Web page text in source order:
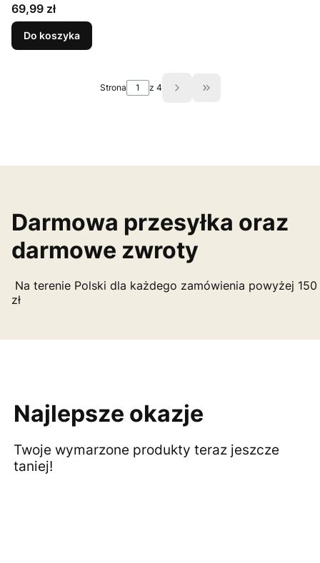
Cena
69,99 zł
Do koszyka
Strona z 4 Przejdź do ostatniej
Darmowa przesyłka oraz
darmowe zwroty
Na terenie Polski dla każdego zamówienia powyżej 150
zł
Najlepsze okazje
Twoje wymarzone produkty teraz jeszcze
taniej!